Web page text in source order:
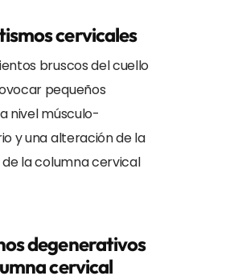
cervicales
bruscos del cuello
pequeños
nivel músculo-
y una alteración de la
la columna cervical
degenerativos
cervical